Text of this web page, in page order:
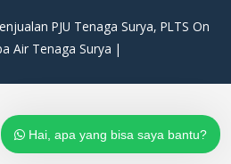
PJU Tenaga Surya, PLTS On
Air Tenaga Surya |
Hai, apa yang bisa saya bantu?